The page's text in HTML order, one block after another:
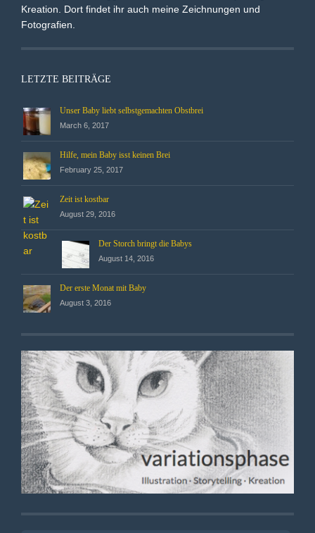
Kreation. Dort findet ihr auch meine Zeichnungen und
Fotografien.
LETZTE BEITRÄGE
Unser Baby liebt selbstgemachten Obstbrei
March 6, 2017
Hilfe, mein Baby isst keinen Brei
February 25, 2017
Zeit ist kostbar
August 29, 2016
Der Storch bringt die Babys
August 14, 2016
Der erste Monat mit Baby
August 3, 2016